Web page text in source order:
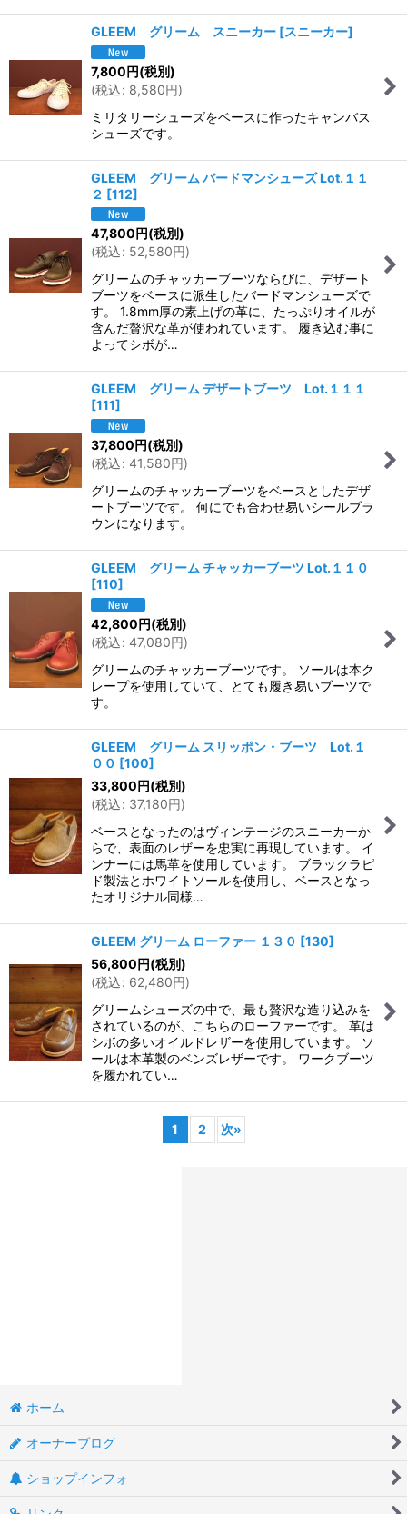
GLEEM グリーム スニーカー [スニーカー]
7,800円(税別)
(税込: 8,580円)
ミリタリーシューズをベースに作ったキャンバス
シューズです。
GLEEM グリーム バードマンシューズ Lot.１１
２ [112]
47,800円(税別)
(税込: 52,580円)
グリームのチャッカーブーツならびに、デザート
ブーツをベースに派生したバードマンシューズで
す。 1.8mm厚の素上げの革に、たっぷりオイルが
含んだ贅沢な革が使われています。 履き込む事に
よってシボが…
GLEEM グリーム デザートブーツ Lot.１１１
[111]
37,800円(税別)
(税込: 41,580円)
グリームのチャッカーブーツをベースとしたデザ
ートブーツです。 何にでも合わせ易いシールブラ
ウンになります。
GLEEM グリーム チャッカーブーツ Lot.１１０
[110]
42,800円(税別)
(税込: 47,080円)
グリームのチャッカーブーツです。 ソールは本ク
レープを使用していて、とても履き易いブーツで
す。
GLEEM グリーム スリッポン・ブーツ Lot.１
００ [100]
33,800円(税別)
(税込: 37,180円)
ベースとなったのはヴィンテージのスニーカーか
らで、表面のレザーを忠実に再現しています。 イ
ンナーには馬革を使用しています。 ブラックラピ
ド製法とホワイトソールを使用し、ベースとなっ
たオリジナル同様…
GLEEM グリーム ローファー １３０ [130]
56,800円(税別)
(税込: 62,480円)
グリームシューズの中で、最も贅沢な造り込みを
されているのが、こちらのローファーです。 革は
シボの多いオイルドレザーを使用しています。 ソ
ールは本革製のベンズレザーです。 ワークブーツ
を履かれてい…
1 2 次»
ホーム
オーナーブログ
ショップインフォ